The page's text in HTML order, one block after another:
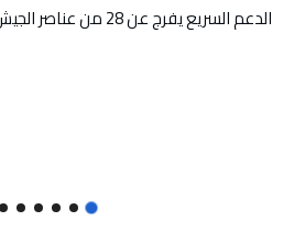
الدعم السريع يفرج عن 28 من عناصر الجيش